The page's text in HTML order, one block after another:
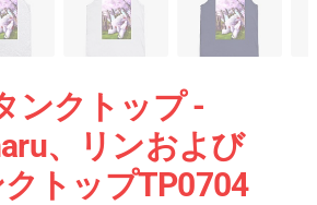
ンクトップ -
、リンおよび
トップTP0704